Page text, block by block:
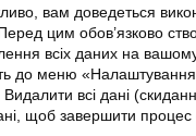
вам доведеться
цим обов’язково
всіх даних на
до меню
всі дані
щоб завершити процес